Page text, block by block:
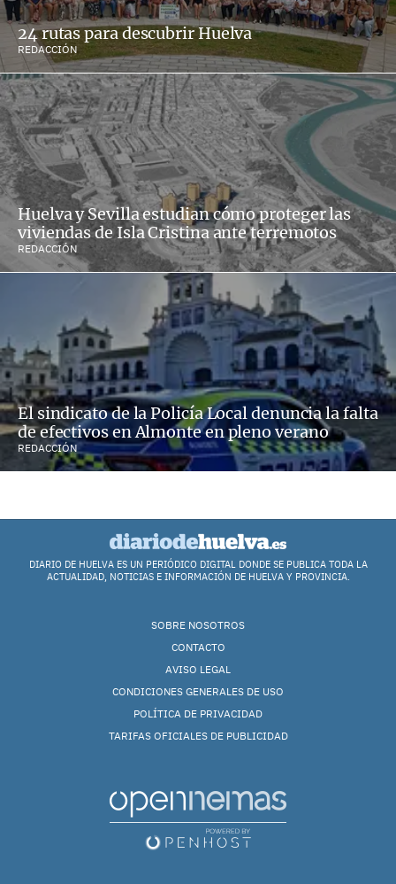
24 rutas para descubrir Huelva
REDACCIÓN
Huelva y Sevilla estudian cómo proteger las
viviendas de Isla Cristina ante terremotos
REDACCIÓN
El sindicato de la Policía Local denuncia la falta
de efectivos en Almonte en pleno verano
REDACCIÓN
DIARIO DE HUELVA ES UN PERIÓDICO DIGITAL DONDE SE PUBLICA TODA LA
ACTUALIDAD, NOTICIAS E INFORMACIÓN DE HUELVA Y PROVINCIA.
SOBRE NOSOTROS
CONTACTO
AVISO LEGAL
CONDICIONES GENERALES DE USO
POLÍTICA DE PRIVACIDAD
TARIFAS OFICIALES DE PUBLICIDAD